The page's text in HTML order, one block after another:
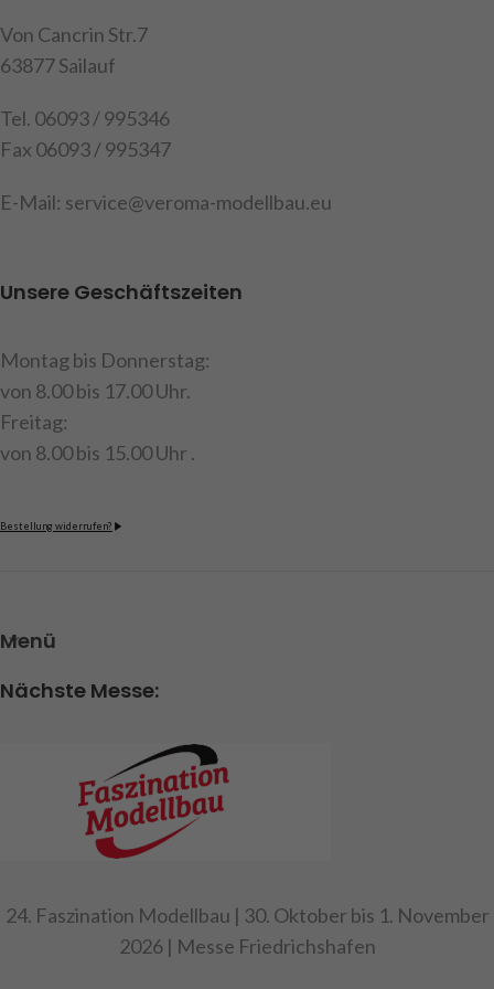
Art.Nr. 275171
Von Cancrin Str.7
63877 Sailauf
Tel. 06093 / 995346
Fax 06093 / 995347
E-Mail: service@veroma-modellbau.eu
Unsere Geschäftszeiten
Montag bis Donnerstag:
von 8.00 bis 17.00 Uhr.
Freitag:
von 8.00 bis 15.00 Uhr .
Bestellung widerrufen?
Menü
Nächste Messe:
24. Faszination Modellbau | 30. Oktober bis 1. November
2026 | Messe Friedrichshafen